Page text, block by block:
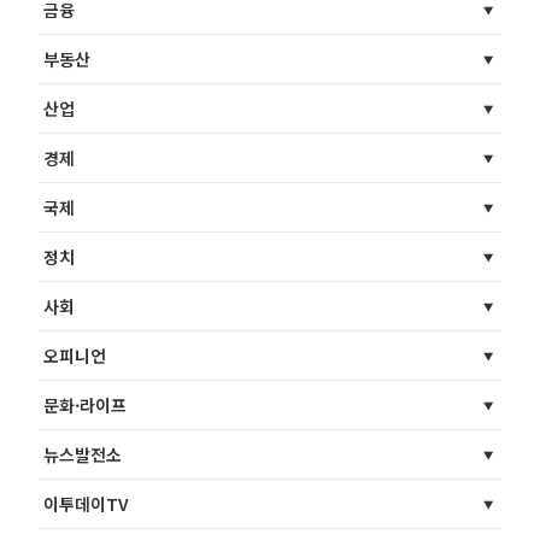
금융
부동산
산업
경제
국제
정치
사회
오피니언
문화·라이프
뉴스발전소
이투데이TV